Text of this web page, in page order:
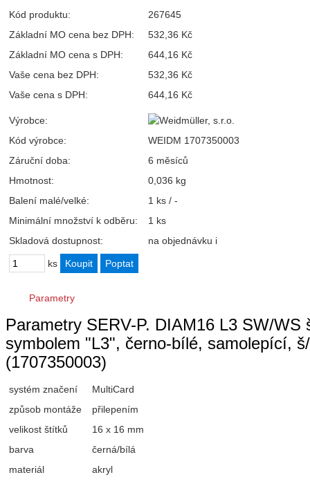
Kód produktu:
267645
Základní MO cena bez DPH:
532,36 Kč
Základní MO cena s DPH:
644,16 Kč
Vaše cena bez DPH:
532,36 Kč
Vaše cena s DPH:
644,16 Kč
Výrobce:
Kód výrobce:
WEIDM 1707350003
Záruční doba:
6 měsíců
Hmotnost:
0,036 kg
Balení malé/velké:
1 ks / -
Minimální množství k odběru:
1 ks
Skladová dostupnost:
na objednávku i
ks
Parametry
Parametry SERV-P. DIAM16 L3 SW/
symbolem "L3", černo-bílé, samolepící,
(1707350003)
systém značení
MultiCard
způsob montáže
přilepením
velikost štítků
16 x 16 mm
barva
černá/bílá
materiál
akryl